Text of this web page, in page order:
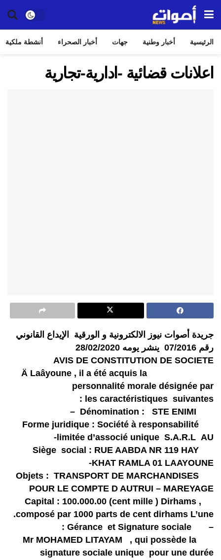
الرئيسية أخبار وطنية جهات أخبار الصحراء أنشطة ملكية
اعلانات قضائية -ادارية-تجارية
جريدة أصوات نيوز الالكترونية و الورقية الإيداع القانوني
رقم 07/2016 ينشر يومه 28/02/2020
AVIS DE CONSTITUTION DE SOCIETE
Ä Laâyoune , il a été acquis la
personnalité morale désignée par
les caractéristiques suivantes :
Forme juridique : Société à responsabilité
limitée d’associé unique S.A.R.L AU-
Siège social : RUE AABDA NR 119 HAY
KHAT RAMLA 01 LAAYOUNE-
Objets : TRANSPORT DE MARCHANDISES
POUR LE COMPTE D AUTRUI – MAREYAGE
Capital : 100.000.00 (cent mille ) Dirhams ,
composé par 1000 parts de cent dirhams L’une.
– Gérance et Signature sociale :
Mr MOHAMED LITAYAM , qui possède la
signature sociale unique pour une durée